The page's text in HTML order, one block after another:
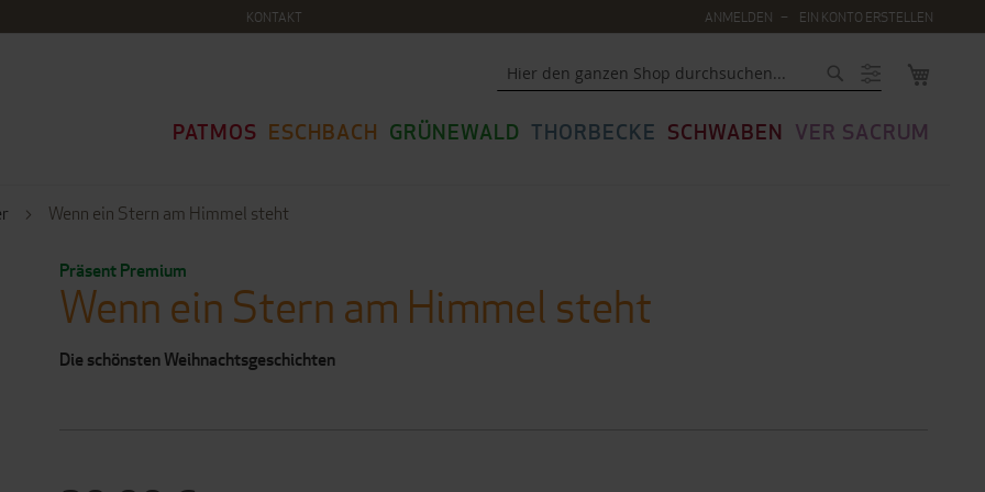
KONTAKT ANMELDEN EIN KONTO ERSTELLEN
PATMOS ESCHBACH GRÜNEWALD THORBECKE SCHWABEN VER SACRUM
Wenn ein Stern am Himmel steht
Präsent Premium
Wenn ein Stern am Himmel steht
Die schönsten Weihnachtsgeschichten